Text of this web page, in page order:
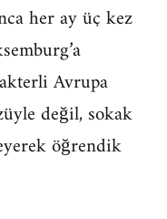
her ay üç kez
Avrupa
değil, sokak
öğrendik